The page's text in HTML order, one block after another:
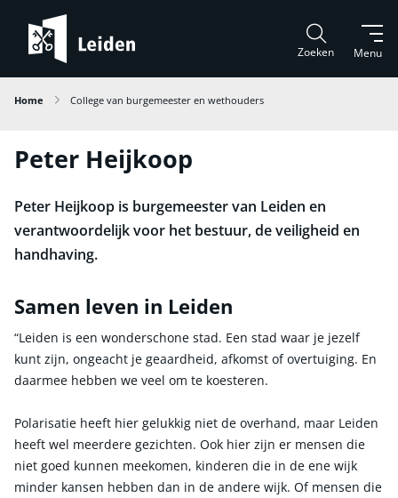
Menu
Zoeken
Home College van burgemeester en wethouders
Peter Heijkoop
Peter Heijkoop is burgemeester van Leiden en
verantwoordelijk voor het bestuur, de veiligheid en
handhaving.
Samen leven in Leiden
“Leiden is een wonderschone stad. Een stad waar je jezelf
kunt zijn, ongeacht je geaardheid, afkomst of overtuiging. En
daarmee hebben we veel om te koesteren.
Polarisatie heeft hier gelukkig niet de overhand, maar Leiden
heeft wel meerdere gezichten. Ook hier zijn er mensen die
niet goed kunnen meekomen, kinderen die in de ene wijk
minder kansen hebben dan in de andere wijk. Of mensen die